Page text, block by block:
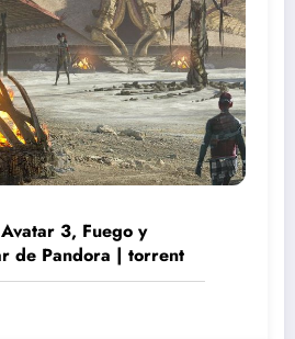
3, Fuego y
de Pandora | torrent